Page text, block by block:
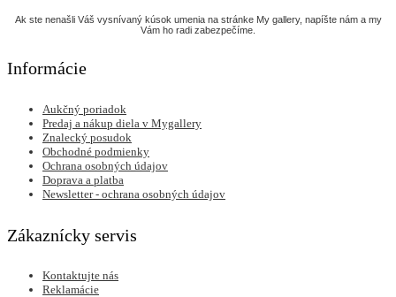
Ak ste nenašli Váš vysnívaný kúsok umenia na stránke My gallery, napíšte nám a my
Vám ho radi zabezpečíme.
Informácie
Aukčný poriadok
Predaj a nákup diela v Mygallery
Znalecký posudok
Obchodné podmienky
Ochrana osobných údajov
Doprava a platba
Newsletter - ochrana osobných údajov
Zákaznícky servis
Kontaktujte nás
Reklamácie